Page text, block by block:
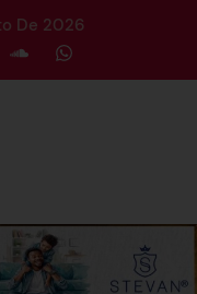
De 2026